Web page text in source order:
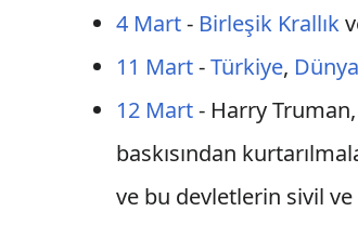
4 Mart- Birleşik Krallık
11 Mart-Türkiye,
12 Mart- Harry
baskısından
ve bu devletlerin sivil